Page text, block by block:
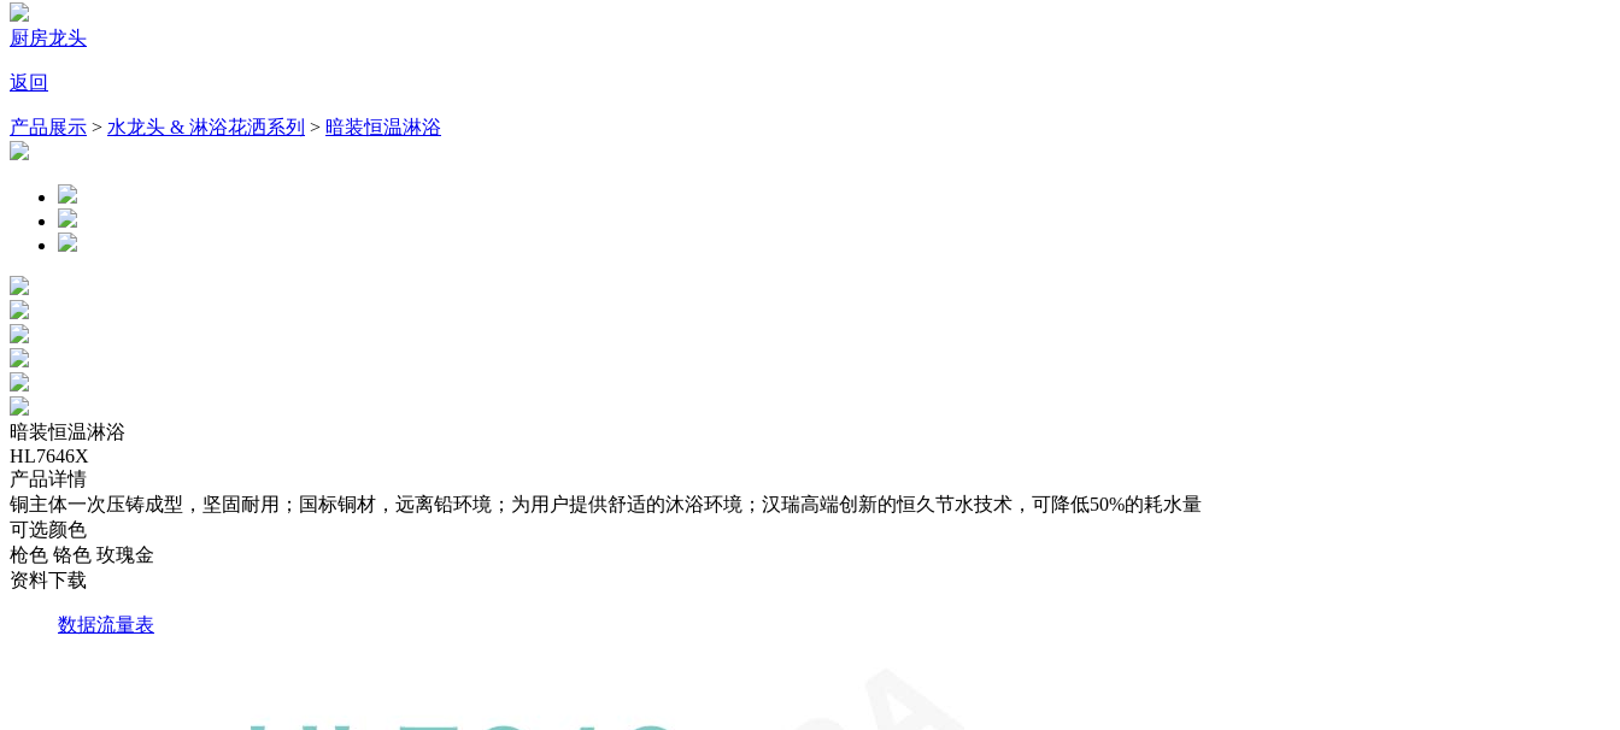
厨房龙头
返回
产品展示 > 水龙头 & 淋浴花洒系列 > 暗装恒温淋浴
暗装恒温淋浴
HL7646X
产品详情
铜主体一次压铸成型，坚固耐用；国标铜材，远离铅环境；为用户提供舒适的沐浴环境；汉瑞高端创新的恒久节水技术，可降低50%的耗水量
可选颜色
枪色 铬色 玫瑰金
资料下载
数据流量表